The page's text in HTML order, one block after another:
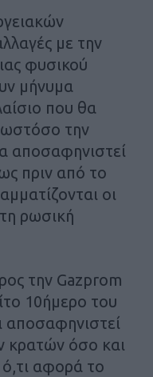
με την
φυσικού
μήνυμα
που θα
ωστόσο την
αποσαφηνιστεί
πριν από το
οι
ρωσική
την Gazprom
10ήμερο του
αποσαφηνιστεί
κρατών όσο και
αφορά το